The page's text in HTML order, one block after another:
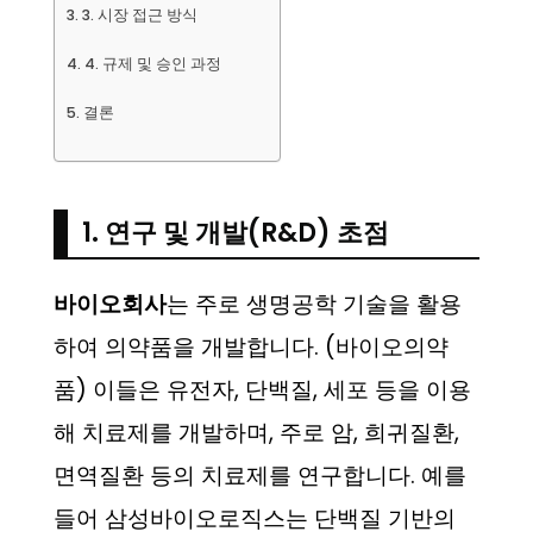
3. 시장 접근 방식
4. 규제 및 승인 과정
결론
1. 연구 및 개발(R&D) 초점
바이오회사는 주로 생명공학 기술을 활용
하여 의약품을 개발합니다. (바이오의약
품) 이들은 유전자, 단백질, 세포 등을 이용
해 치료제를 개발하며, 주로 암, 희귀질환,
면역질환 등의 치료제를 연구합니다. 예를
들어 삼성바이오로직스는 단백질 기반의